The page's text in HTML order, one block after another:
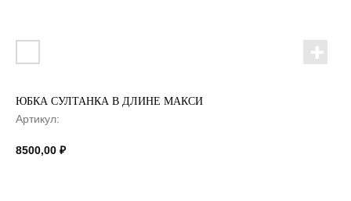
ЮБКА СУЛТАНКА В ДЛИНЕ МАКСИ
Артикул:
8500,00 ₽